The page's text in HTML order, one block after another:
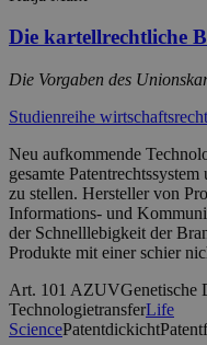
Die kartellrechtliche
Die Vorgaben des
Studienreihe
Neu aufkommende
gesamte
zu stellen. Hersteller von
Informations- und
der Schnelllebigkeit der
Produkte mit einer schier
Art. 101 AZUVGenetische
TechnologietransferLife
SciencePatentdickicht